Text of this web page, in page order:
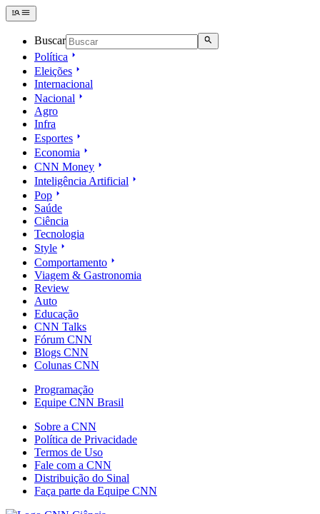
Buscar
Política
Eleições
Internacional
Nacional
Agro
Infra
Esportes
Economia
CNN Money
Inteligência Artificial
Pop
Saúde
Ciência
Tecnologia
Style
Comportamento
Viagem & Gastronomia
Review
Auto
Educação
CNN Talks
Fórum CNN
Blogs CNN
Colunas CNN
Programação
Equipe CNN Brasil
Sobre a CNN
Política de Privacidade
Termos de Uso
Fale com a CNN
Distribuição do Sinal
Faça parte da Equipe CNN